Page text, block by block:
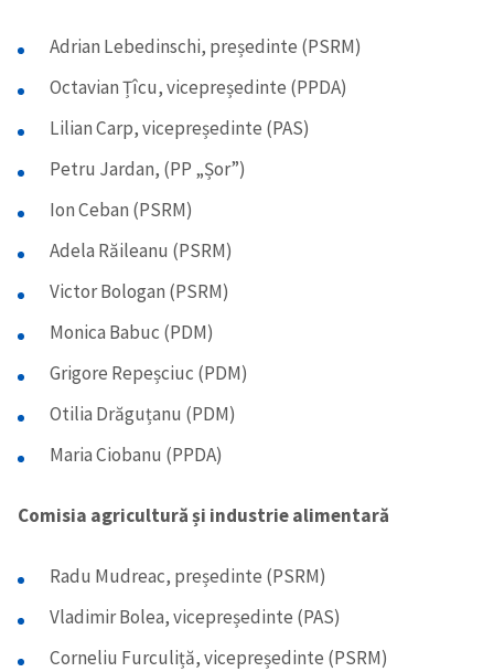
Adrian Lebedinschi, președinte (PSRM)
Octavian Țîcu, vicepreședinte (PPDA)
Lilian Carp, vicepreședinte (PAS)
Petru Jardan, (PP „Șor”)
Ion Ceban (PSRM)
Adela Răileanu (PSRM)
Victor Bologan (PSRM)
Monica Babuc (PDM)
Grigore Repeșciuc (PDM)
Otilia Drăguțanu (PDM)
Maria Ciobanu (PPDA)
Comisia agricultură și industrie alimentară
Radu Mudreac, președinte (PSRM)
Vladimir Bolea, vicepreședinte (PAS)
Corneliu Furculiță, vicepreședinte (PSRM)